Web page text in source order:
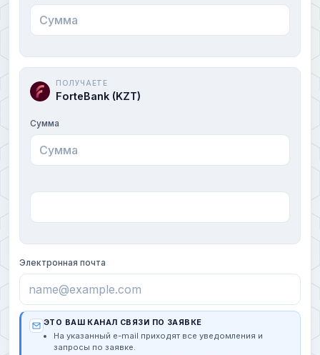
ПОЛУЧАЕТЕ
ForteBank (KZT)
Сумма
Электронная почта
ЭТО ВАШ КАНАЛ СВЯЗИ ПО ЗАЯВКЕ
На указанный e-mail приходят все уведомления и
запросы по заявке.